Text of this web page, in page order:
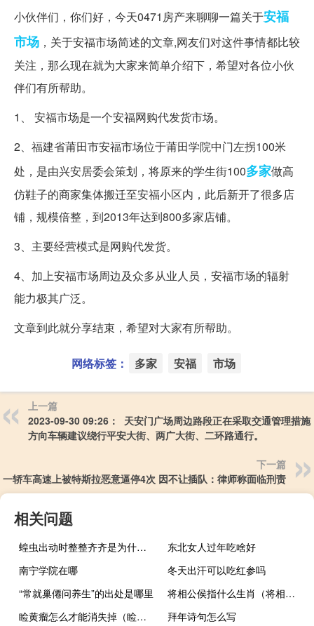
小伙伴们，你们好，今天0471房产来聊聊一篇关于安福
市场 ，关于安福市场简述的文章,网友们对这件事情都比较
关注，那么现在就为大家来简单介绍下，希望对各位小伙
伴们有所帮助。
1、 安福市场是一个安福网购代发货市场。
2、福建省莆田市安福市场位于莆田学院中门左拐100米
处，是由兴安居委会策划，将原来的学生街100多家做高
仿鞋子的商家集体搬迁至安福小区内，此后新开了很多店
铺，规模倍整，到2013年达到800多家店铺。
3、主要经营模式是网购代发货。
4、加上安福市场周边及众多从业人员，安福市场的辐射
能力极其广泛。
文章到此就分享结束，希望对大家有所帮助。
网络标签： 多家 安福 市场
上一篇
2023-09-30 09:26： 天安门广场周边路段正在采取交通管理措施
方向车辆建议绕行平安大街、两广大街、二环路通行。 ​​​
下一篇
一轿车高速上被特斯拉恶意逼停4次 因不让插队：律师称面临刑责
相关问题
蝗虫出动时整整齐齐是为什么呢（蝗虫出动时整整齐齐是为什么）
东北女人过年吃啥好
南宁学院在哪
冬天出汗可以吃红参吗
“常就巢僊问养生”的出处是哪里
将相公侯指什么生肖（将相公侯）
睑黄瘤怎么才能消失掉（睑黄瘤的最佳治疗方法）
拜年诗句怎么写